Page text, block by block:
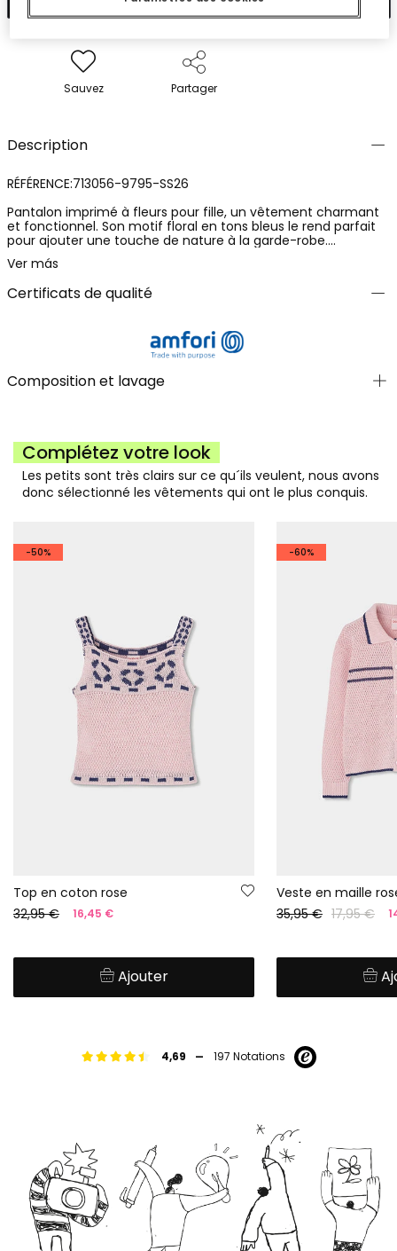
Sauvez Partager
Description
RÉFÉRENCE:713056-9795-SS26
Pantalon imprimé à fleurs pour fille, un vêtement charmant
et fonctionnel. Son motif floral en tons bleus le rend parfait
pour ajouter une touche de nature à la garde-robe.
Confectionné dans une matière douce, il offre un confort
pour un usage quotidien. Disponible en tailles de 12 mois à 10
ans, il s'adapte à la croissance de l'enfant. La taille ajustable
avec un noeud augmente sa praticité. Associez-le à un t-
Ver más
Certificats de qualité
Composition et lavage
Complétez votre look
Les petits sont très clairs sur ce qu´ils veulent, nous avons
donc sélectionné les vêtements qui ont le plus conquis.
-50%
Top en coton rose
32,95 €
16,45 €
Ajouter
-60%
Veste en maille
35,95 € 17,95 €
4,69 - 197 Notations